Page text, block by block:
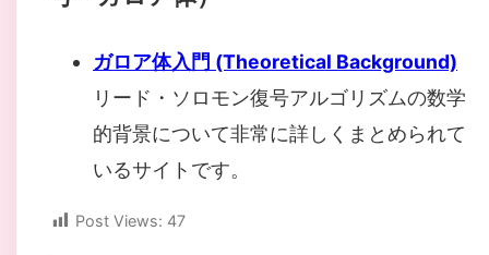
ガロア体入門 (Theoretical Background)
リード・ソロモン復号アルゴリズムの数学
的背景について非常に詳しくまとめられて
いるサイトです。
Post Views: 47